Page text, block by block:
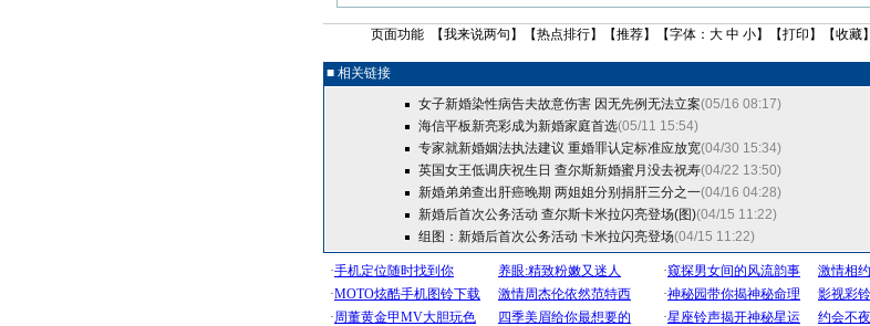
页面功能 【我来说两句 】【热点排行】【推荐】【字体： 大 中 小】【打印 】【收藏
■ 相关链接
女子新婚染性病告夫故意伤害 因无先例无法立案(05/16 08:17)
海信平板新亮彩成为新婚家庭首选(05/11 15:54)
专家就新婚姻法执法建议 重婚罪认定标准应放宽(04/30 15:34)
英国女王低调庆祝生日 查尔斯新婚蜜月没去祝寿(04/22 13:50)
新婚弟弟查出肝癌晚期 两姐姐分别捐肝三分之一(04/16 04:28)
新婚后首次公务活动 查尔斯卡米拉闪亮登场(图)(04/15 11:22)
组图：新婚后首次公务活动 卡米拉闪亮登场(04/15 11:22)